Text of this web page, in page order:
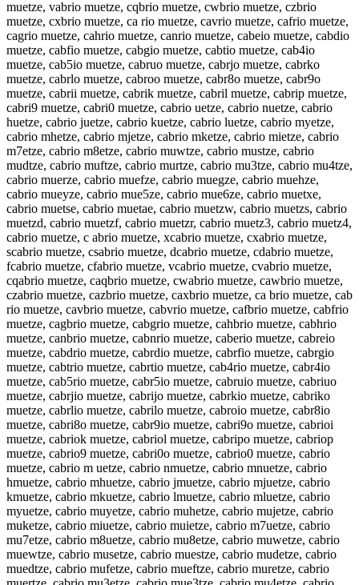
muetze, vabrio muetze, cqbrio muetze, cwbrio muetze, czbrio
muetze, cxbrio muetze, ca rio muetze, cavrio muetze, cafrio muetze,
cagrio muetze, cahrio muetze, canrio muetze, cabeio muetze, cabdio
muetze, cabfio muetze, cabgio muetze, cabtio muetze, cab4io
muetze, cab5io muetze, cabruo muetze, cabrjo muetze, cabrko
muetze, cabrlo muetze, cabroo muetze, cabr8o muetze, cabr9o
muetze, cabrii muetze, cabrik muetze, cabril muetze, cabrip muetze,
cabri9 muetze, cabri0 muetze, cabrio uetze, cabrio nuetze, cabrio
huetze, cabrio juetze, cabrio kuetze, cabrio luetze, cabrio myetze,
cabrio mhetze, cabrio mjetze, cabrio mketze, cabrio mietze, cabrio
m7etze, cabrio m8etze, cabrio muwtze, cabrio mustze, cabrio
mudtze, cabrio muftze, cabrio murtze, cabrio mu3tze, cabrio mu4tze,
cabrio muerze, cabrio muefze, cabrio muegze, cabrio muehze,
cabrio mueyze, cabrio mue5ze, cabrio mue6ze, cabrio muetxe,
cabrio muetse, cabrio muetae, cabrio muetzw, cabrio muetzs, cabrio
muetzd, cabrio muetzf, cabrio muetzr, cabrio muetz3, cabrio muetz4,
cabrio muetze, c abrio muetze, xcabrio muetze, cxabrio muetze,
scabrio muetze, csabrio muetze, dcabrio muetze, cdabrio muetze,
fcabrio muetze, cfabrio muetze, vcabrio muetze, cvabrio muetze,
cqabrio muetze, caqbrio muetze, cwabrio muetze, cawbrio muetze,
czabrio muetze, cazbrio muetze, caxbrio muetze, ca brio muetze, cab
rio muetze, cavbrio muetze, cabvrio muetze, cafbrio muetze, cabfrio
muetze, cagbrio muetze, cabgrio muetze, cahbrio muetze, cabhrio
muetze, canbrio muetze, cabnrio muetze, caberio muetze, cabreio
muetze, cabdrio muetze, cabrdio muetze, cabrfio muetze, cabrgio
muetze, cabtrio muetze, cabrtio muetze, cab4rio muetze, cabr4io
muetze, cab5rio muetze, cabr5io muetze, cabruio muetze, cabriuo
muetze, cabrjio muetze, cabrijo muetze, cabrkio muetze, cabriko
muetze, cabrlio muetze, cabrilo muetze, cabroio muetze, cabr8io
muetze, cabri8o muetze, cabr9io muetze, cabri9o muetze, cabrioi
muetze, cabriok muetze, cabriol muetze, cabripo muetze, cabriop
muetze, cabrio9 muetze, cabri0o muetze, cabrio0 muetze, cabrio
muetze, cabrio m uetze, cabrio nmuetze, cabrio mnuetze, cabrio
hmuetze, cabrio mhuetze, cabrio jmuetze, cabrio mjuetze, cabrio
kmuetze, cabrio mkuetze, cabrio lmuetze, cabrio mluetze, cabrio
myuetze, cabrio muyetze, cabrio muhetze, cabrio mujetze, cabrio
muketze, cabrio miuetze, cabrio muietze, cabrio m7uetze, cabrio
mu7etze, cabrio m8uetze, cabrio mu8etze, cabrio muwetze, cabrio
muewtze, cabrio musetze, cabrio muestze, cabrio mudetze, cabrio
muedtze, cabrio mufetze, cabrio mueftze, cabrio muretze, cabrio